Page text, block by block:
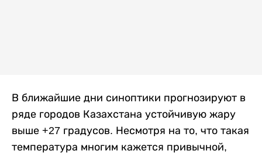
В ближайшие дни синоптики прогнозируют в
ряде городов Казахстана устойчивую жару
выше +27 градусов. Несмотря на то, что такая
температура многим кажется привычной,